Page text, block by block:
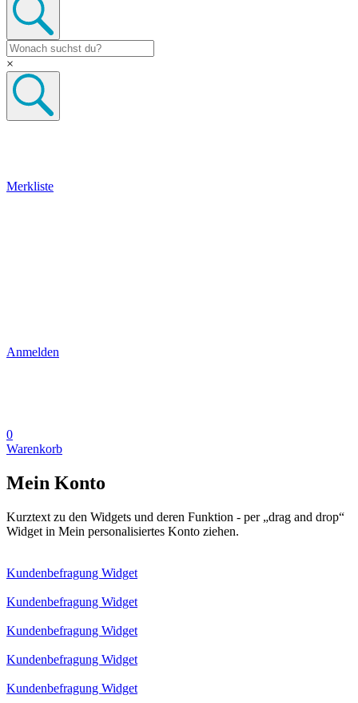
×
Merkliste
Anmelden
0
Warenkorb
Mein Konto
Kurztext zu den Widgets und deren Funktion - per „drag and drop“
Widget in Mein personalisiertes Konto ziehen.
Kundenbefragung Widget
Kundenbefragung Widget
Kundenbefragung Widget
Kundenbefragung Widget
Kundenbefragung Widget